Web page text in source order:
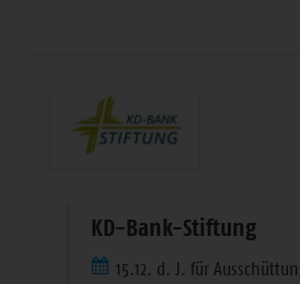
KD-Bank-Stiftung
15.12. d. J. für